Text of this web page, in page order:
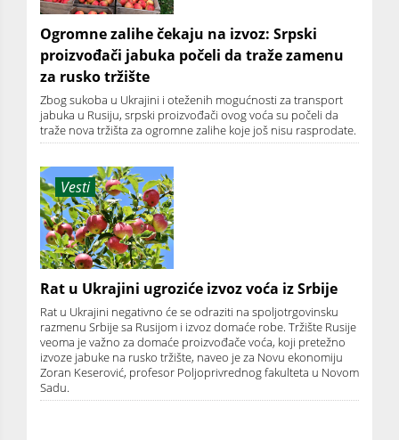
Ogromne zalihe čekaju na izvoz: Srpski
proizvođači jabuka počeli da traže zamenu
za rusko tržište
Zbog sukoba u Ukrajini i oteženih mogućnosti za transport
jabuka u Rusiju, srpski proizvođači ovog voća su počeli da
traže nova tržišta za ogromne zalihe koje još nisu rasprodate.
Vesti
Rat u Ukrajini ugroziće izvoz voća iz Srbije
Rat u Ukrajini negativno će se odraziti na spoljotrgovinsku
razmenu Srbije sa Rusijom i izvoz domaće robe. Tržište Rusije
veoma je važno za domaće proizvođače voća, koji pretežno
izvoze jabuke na rusko tržište, naveo je za Novu ekonomiju
Zoran Keserović, profesor Poljoprivrednog fakulteta u Novom
Sadu.